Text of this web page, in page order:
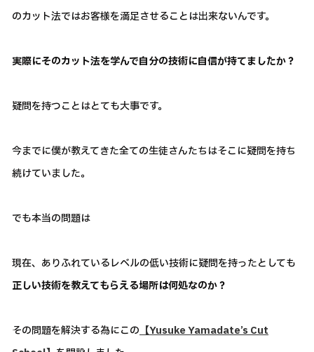
のカット法ではお客様を満足させることは出来ないんです。
実際にそのカット法を学んで自分の技術に自信が持てましたか？
疑問を持つことはとても大事です。
今までに僕が教えてきた全ての生徒さんたちはそこに疑問を持ち
続けていました。
でも本当の問題は
現在、ありふれているレベルの低い技術に疑問を持ったとしても
正しい技術を教えてもらえる場所は何処なのか？
その問題を解決する為にこの 【Yusuke Yamadate’s Cut